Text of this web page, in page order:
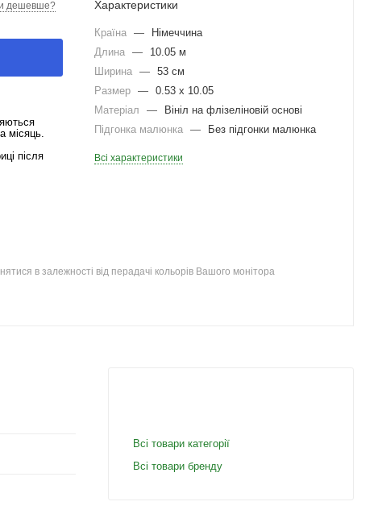
дешевше?
місяць.
після
Характеристики
Країна —
Німеччина
Длина —
10.05 м
Ширина — 53 см
Размер — 0.53 x 10.05
Матеріал
—
Вініл на флізеліновій основі
Підгонка малюнка — Без підгонки малюнка
Всі характеристики
в залежності від перадачі кольорів Вашого монітора
Всі товари категорії
Всі товари бренду